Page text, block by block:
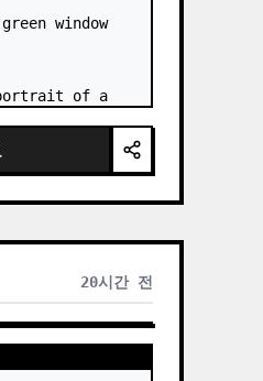
window
of a
her cheek on
one eye
20시간 전